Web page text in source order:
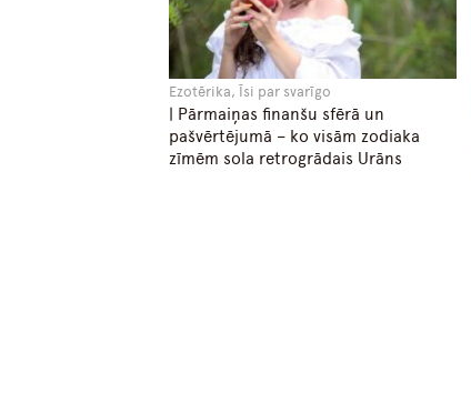
Ezotērika, Īsi par svarīgo
| Pārmaiņas finanšu sfērā un
pašvērtējumā – ko visām zodiaka
zīmēm sola retrogrādais Urāns